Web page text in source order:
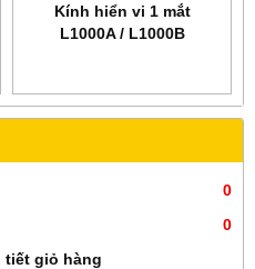
0
0
tiết giỏ hàng
Kính hiển vi 1 mắt
L1000A / L1000B